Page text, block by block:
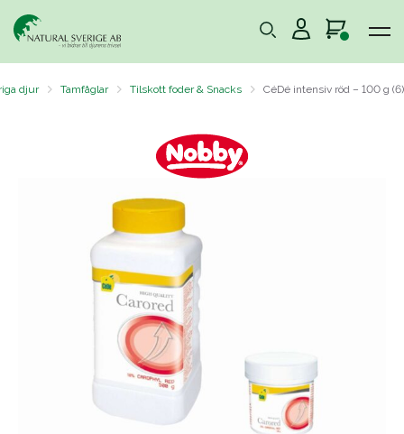
djur Tamfåglar Tilskott foder & Snacks CéDé intensiv röd – 100 g (6)